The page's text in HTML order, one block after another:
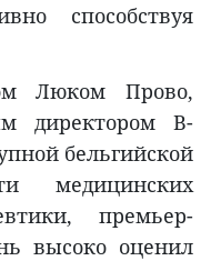
способствуя
Люком Прово,
директором B-
бельгийской
медицинских
премьер-
высоко оценил